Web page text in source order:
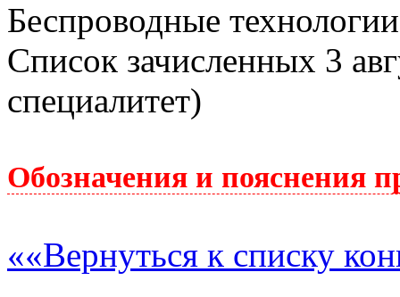
Беспроводные
Cписок зачисленных 3
специалитет)
Обозначения и пояснения
««Вернуться к списку